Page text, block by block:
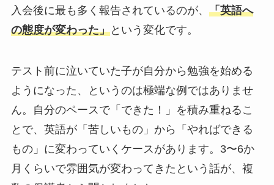
入会後に最も多く報告されているのが、 「英語へ
の態度が変わった」という変化です。
テスト前に泣いていた子が自分から勉強を始める
ようになった、というのは極端な例ではありませ
ん。自分のペースで「できた！」を積み重ねるこ
とで、英語が「苦しいもの」から「やればできる
もの」に変わっていくケースがあります。3〜6か
月くらいで雰囲気が変わってきたという話が、複